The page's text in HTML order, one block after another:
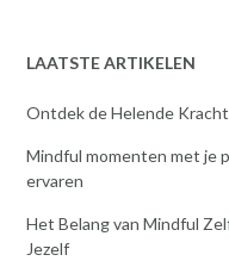
LAATSTE ARTIKELEN
Ontdek de Helende
Mindful momenten met je
ervaren
Het Belang van Mindful
Jezelf